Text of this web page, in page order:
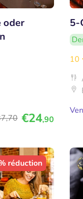
oder
,70 €24,90
5-
10
réduction